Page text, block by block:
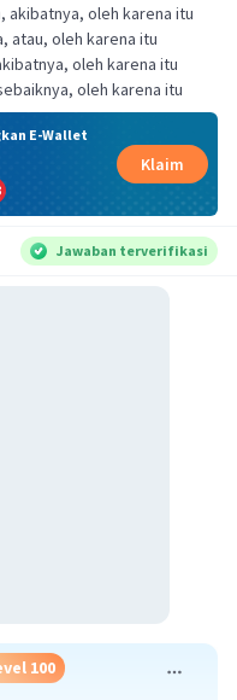
akibatnya, oleh karena itu
atau, oleh karena itu
oleh karena itu
oleh karena itu
E-Wallet
Klaim
Jawaban terverifikasi
100